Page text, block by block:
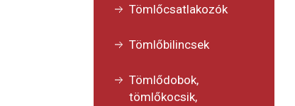
Tömlőcsatlakozók
Tömlőbilincsek
Tömlődobok,
tömlőkocsik,